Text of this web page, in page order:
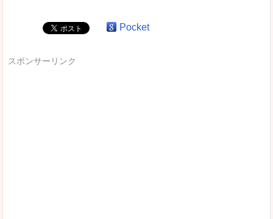
Pocket
スポンサーリンク